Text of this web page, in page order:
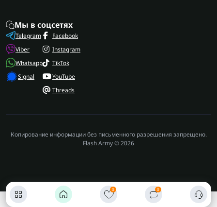
0 0
Мы в соцсетях
Telegram
Viber
Whatsapp
Signal
Facebook
Instagram
TikTok
YouTube
Threads
Копирование информации без письменного разрешения запрещено.
Flash Army © 2026